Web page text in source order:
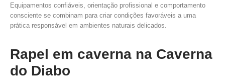
Equipamentos confiáveis, orientação profissional e comportamento
consciente se combinam para criar condições favoráveis a uma
prática responsável em ambientes naturais delicados.
Rapel em caverna na Caverna
do Diabo